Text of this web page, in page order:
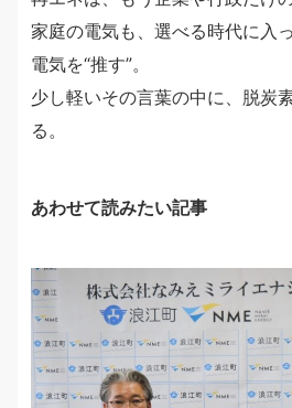
家庭の電気も、選べる時代に入っ
電気を“推す”。
少し軽いその言葉の中に、脱炭
る。
あわせて読みたい記事